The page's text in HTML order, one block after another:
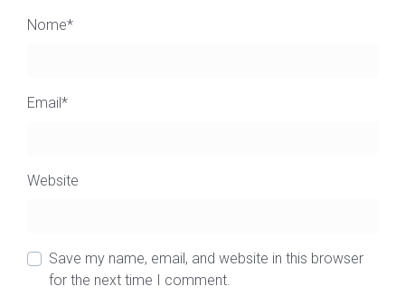
Nome*
Email*
Website
Save my name, email, and website in this browser
for the next time I comment.